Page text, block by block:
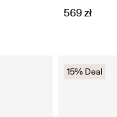
569 zł
15% Deal